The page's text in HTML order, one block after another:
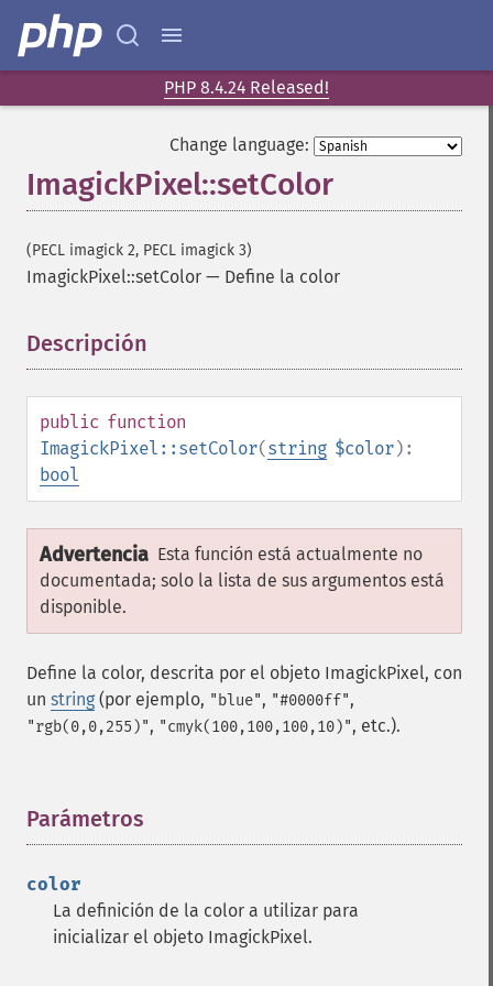
PHP 8.4.24 Released!
Change language:
ImagickPixel::setColor
(PECL imagick 2, PECL imagick 3)
ImagickPixel::setColor — Define la color
Descripción
public function
ImagickPixel::setColor(string $color):
bool
Advertencia Esta función está actualmente no
documentada; solo la lista de sus argumentos está
disponible.
Define la color, descrita por el objeto ImagickPixel, con
un string (por ejemplo, "blue", "#0000ff",
"rgb(0,0,255)", "cmyk(100,100,100,10)", etc.).
Parámetros
color
La definición de la color a utilizar para
inicializar el objeto ImagickPixel.